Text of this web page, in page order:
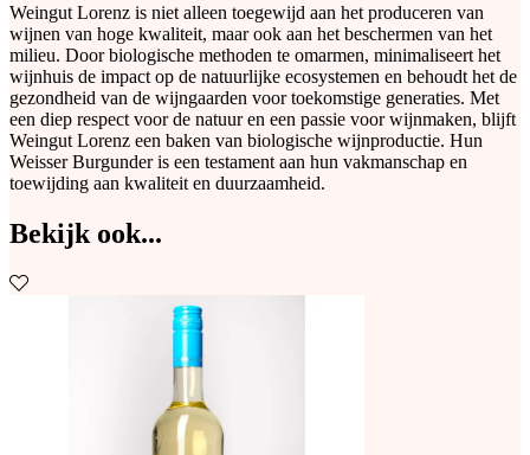
Weingut Lorenz is niet alleen toegewijd aan het produceren van
wijnen van hoge kwaliteit, maar ook aan het beschermen van het
milieu. Door biologische methoden te omarmen, minimaliseert het
wijnhuis de impact op de natuurlijke ecosystemen en behoudt het de
gezondheid van de wijngaarden voor toekomstige generaties. Met
een diep respect voor de natuur en een passie voor wijnmaken, blijft
Weingut Lorenz een baken van biologische wijnproductie. Hun
Weisser Burgunder is een testament aan hun vakmanschap en
toewijding aan kwaliteit en duurzaamheid.
Bekijk ook...